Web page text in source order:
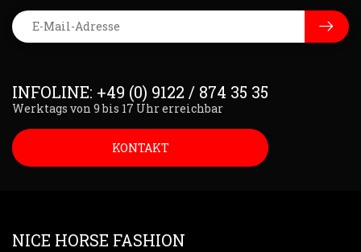
INFOLINE: +49 (0) 9122 / 874 35 35
Werktags von 9 bis 17 Uhr erreichbar
KONTAKT
NICE HORSE FASHION